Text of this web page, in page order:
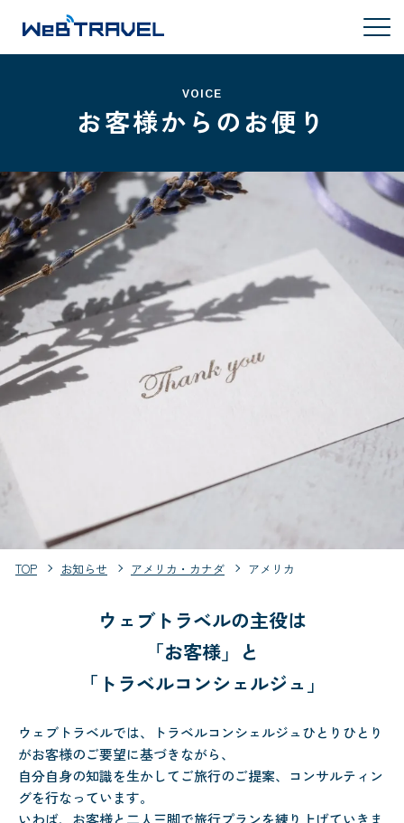
VOICE
お客様からのお便り
TOP お知らせ アメリカ・カナダ アメリカ
ウェブトラベルの主役は
「お客様」と
「トラベルコンシェルジュ」
ウェブトラベルでは、トラベルコンシェルジュひとりひとり
がお客様のご要望に基づきながら、
自分自身の知識を生かしてご旅行のご提案、コンサルティン
グを行なっています。
いわば、お客様と二人三脚で旅行プランを練り上げていきま